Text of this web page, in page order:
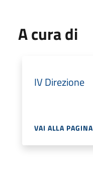
A cura di
IV Direzione
VAI ALLA PAGINA